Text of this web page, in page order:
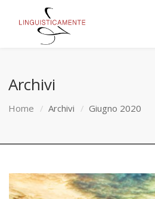
Archivi
Home Archivi Giugno 2020